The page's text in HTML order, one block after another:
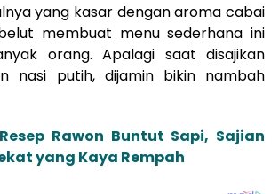
yang kasar dengan aroma cabai
membuat menu sederhana ini
orang. Apalagi saat disajikan
nasi putih, dijamin bikin nambah
Resep Rawon Buntut Sapi, Sajian
yang Kaya Rempah